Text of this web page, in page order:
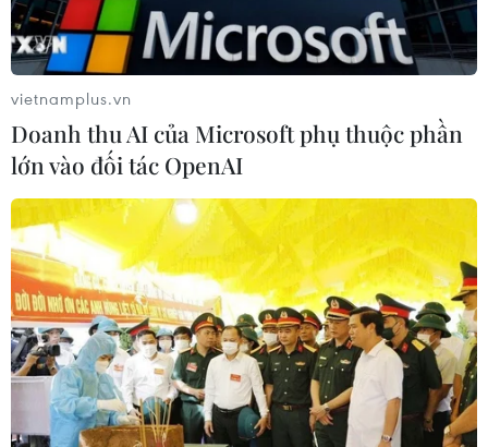
TIN CÙNG CHUYÊN MỤC
Hà Nội tăng tốc thi công
đường Vành đai 1 đoạn Hoàng Cầu-
Voi Phục
06/08/2026 09:07
Khởi tố Chủ tịch Hội đồng quản trị,
vietnamplus.vn
Doanh thu AI của Microsoft phụ thuộc phần
lớn vào đối tác OpenAI